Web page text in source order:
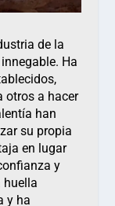
de la
Ha
otros a hacer
han
su propia
en lugar
y
huella
y ha